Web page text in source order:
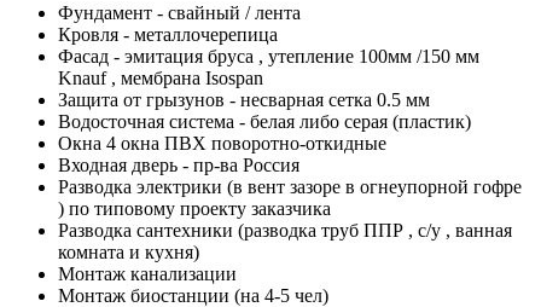
Фундамент - свайный / лента
Кровля - металлочерепица
Фасад - эмитация бруса , утепление 100мм /150 мм
Knauf , мембрана Isospan
Защита от грызунов - несварная сетка 0.5 мм
Водосточная система - белая либо серая (пластик)
Окна 4 окна ПВХ поворотно-откидные
Входная дверь - пр-ва Россия
Разводка электрики (в вент зазоре в огнеупорной гофре
) по типовому проекту заказчика
Разводка сантехники (разводка труб ППР , с/у , ванная
комната и кухня)
Монтаж канализации
Монтаж биостанции (на 4-5 чел)